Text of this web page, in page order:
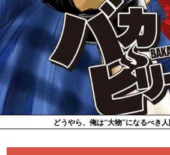
どうやら、俺は“大物”になるべき